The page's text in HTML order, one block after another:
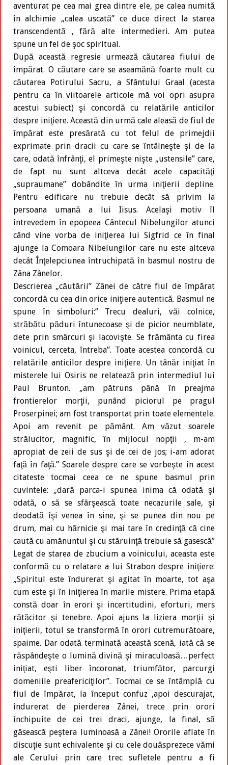
aventurat pe cea mai grea dintre ele, pe calea numită
în alchimie „calea uscată” ce duce direct la starea
transcendentă , fără alte intermedieri. Am putea
spune un fel de şoc spiritual.
După această regresie urmează căutarea fiului de
împărat. O căutare care se aseamănă foarte mult cu
căutarea Potirului Sacru, a Sfântului Graal (acesta
pentru ca în viitoarele articole mă voi opri asupra
acestui subiect) şi concordă cu relatările anticilor
despre iniţiere. Această din urmă cale aleasă de fiul de
împărat este presărată cu tot felul de primejdii
exprimate prin dracii cu care se întâlneşte şi de la
care, odată înfrânţi, el primeşte nişte „ustensile” care,
de fapt nu sunt altceva decât acele capacităţi
„supraumane” dobândite în urma iniţierii depline.
Pentru edificare nu trebuie decât să privim la
persoana umană a lui Iisus. Acelaşi motiv îl
întrevedem în epopeea Cântecul Nibelungilor atunci
când vine vorba de iniţierea lui Sigfrid ce în final
ajunge la Comoara Nibelungilor care nu este altceva
decât Înţelepciunea întruchipată în basmul nostru de
Zâna Zânelor.
Descrierea „căutării” Zânei de către fiul de împărat
concordă cu cea din orice iniţiere autentică. Basmul ne
spune în simboluri:” Trecu dealuri, văi colnice,
străbătu păduri întunecoase şi de picior neumblate,
dete prin smârcuri şi lacovişte. Se frământa cu firea
voinicul, cerceta, întreba”. Toate acestea concordă cu
relatările anticilor despre iniţiere. Un tânăr iniţiat în
misterele lui Osiris ne relatează prin intermediul lui
Paul Brunton. „am pătruns până în preajma
frontierelor morţii, punând piciorul pe pragul
Proserpinei; am fost transportat prin toate elementele.
Apoi am revenit pe pământ. Am văzut soarele
strălucitor, magnific, în mijlocul nopţii , m-am
apropiat de zeii de sus şi de cei de jos; i-am adorat
faţă în faţă.” Soarele despre care se vorbeşte în acest
citateste tocmai ceea ce ne spune basmul prin
cuvintele: „dară parca-i spunea inima că odată şi
odată, o să se sfârşească toate necazurile sale, şi
deodată îşi venea în sine, şi se punea din nou pe
drum, mai cu hărnicie şi mai tare în credinţă că cine
caută cu amănuntul şi cu stăruinţă trebuie să gasescă”
Legat de starea de zbucium a voinicului, aceasta este
conformă cu o relatare a lui Strabon despre iniţiere:
„Spiritul este îndurerat şi agitat în moarte, tot aşa
cum este şi în iniţierea în marile mistere. Prima etapă
constă doar în erori şi incertitudini, eforturi, mers
rătăcitor şi tenebre. Apoi ajuns la liziera morţii şi
iniţierii, totul se transformă în orori cutremurătoare,
spaime. Dar odată terminată această scenă, iată că se
răspândeşte o lumină divină şi miraculoasă…perfect
iniţiat, eşti liber încoronat, triumfător, parcurgi
domeniile preafericiţilor”. Tocmai ce se întâmplă cu
fiul de împărat, la început confuz ,apoi descurajat,
îndurerat de pierderea Zânei, trece prin orori
închipuite de cei trei draci, ajunge, la final, să
găsească peştera luminoasă a Zânei! Ororile aflate în
discuţie sunt echivalente şi cu cele douăsprezece vămi
ale Cerului prin care trec sufletele pentru a fi